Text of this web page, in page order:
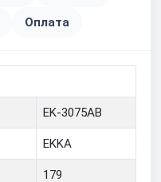
Оплата
EK-3075AB
EKKA
179